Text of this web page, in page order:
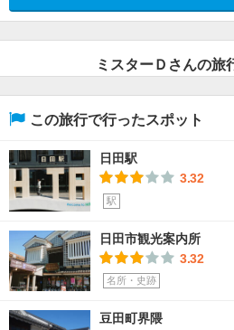
ミスターＤさんの旅
この旅行で行ったスポット
日田駅
3.32
駅
日田市観光案内所
3.32
名所・史跡
豆田町界隈